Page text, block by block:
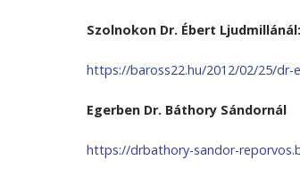
Szolnokon Dr. Ébert Ljudmillánál:
https://baross22.hu/2012/02/25/dr-
Egerben Dr. Báthory Sándornál
https://drbathory-sandor-